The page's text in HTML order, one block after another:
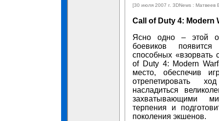
[30 июля 2007 г. 3DNews : Матвеев
Call of Duty 4: Modern
Ясно одно – этой
боевиков
способных «взорвать
of Duty 4: Modern
место, обеспечив
отрепетировать
насладиться
захватывающими
терпения и
поколения экшенов.